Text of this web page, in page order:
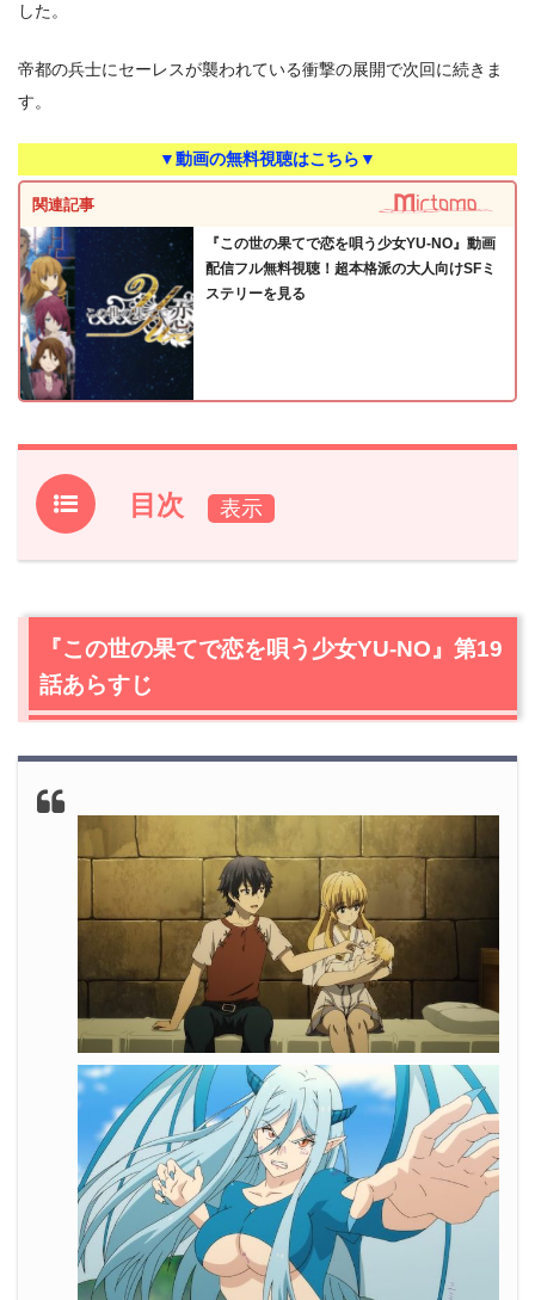
した。
帝都の兵士にセーレスが襲われている衝撃の展開で次回に続きま
す。
▼動画の無料視聴はこちら▼
関連記事
『この世の果てで恋を唄う少女YU-NO』動画
配信フル無料視聴！超本格派の大人向けSFミ
ステリーを見る
目次
1.『この世の果てで恋を唄う少女YU-NO』第19話あらすじ
19話の感想
2.2 ドラゴン娘
2.4襲われるセーレス
『この世の果てで恋を唄う少女YU-NO』第19話まとめ
『この世の果てで恋を唄う少女YU-NO』第19
話あらすじ